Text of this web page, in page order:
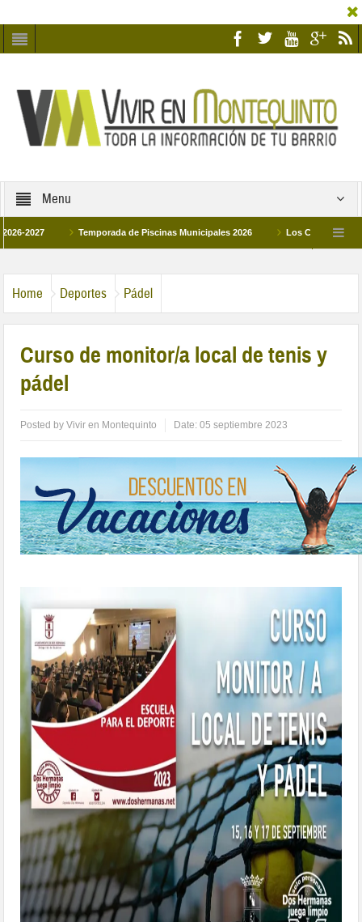
Menu
Temporada de Piscinas Municipales 2026 Los Campus de
Home Deportes Pádel
Curso de monitor/a local de tenis y
pádel
Posted byVivir en Montequinto Date:05 septiembre 2023